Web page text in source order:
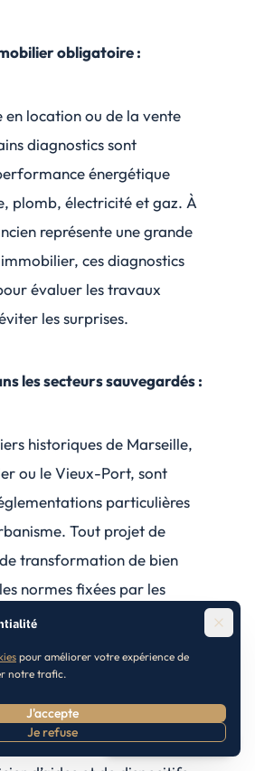
Prendre RDV
obligatoire :
en location ou de la vente
diagnostics sont
énergétique
plomb, électricité et gaz. À
représente une grande
ces diagnostics
évaluer les travaux
les surprises.
les secteurs sauvegardés :
historiques de Marseille,
ou le Vieux-Port, sont
particulières
Tout projet de
transformation de bien
normes fixées par les
de France.
pour l’ancien :
dans l’immobilier ancien
pour améliorer votre expérience de
notre trafic.
J'accepte
Je refuse